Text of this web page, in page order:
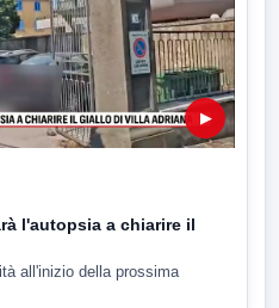
▶
l'autopsia a chiarire il
all'inizio della prossima